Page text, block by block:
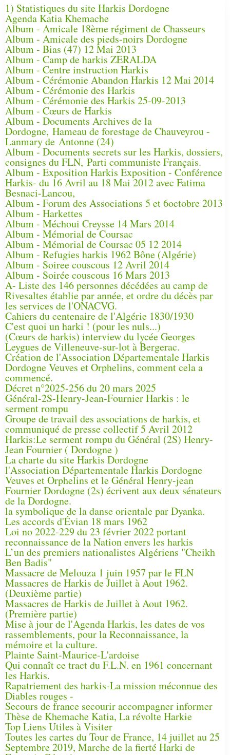
1) Statistiques du site Harkis Dordogne
Agenda Katia Khemache
Album - Amicale 18ème régiment de Chasseurs
Album - Amicale des pieds-noirs Dordogne
Album - Bias (47) 12 Mai 2013
Album - Camp de harkis ZERALDA
Album - Centre instruction Harkis
Album - Cérémonie Abandon Harkis 12 Mai 2014
Album - Cérémonie des Harkis
Album - Cérémonie des Harkis 25-09-2013
Album - Cœurs de Harkis
Album - Documents Archives de la
Dordogne, Hameau de forestage de Chauveyrou -
Lanmary de Antonne (24)
Album - Documents secrets sur les Harkis, dossiers,
consignes du FLN, Parti communiste Français.
Album - Exposition Harkis Exposition - Conférence
Harkis- du 16 Avril au 18 Mai 2012 avec Fatima
Besnaci-Lancou,
Album - Forum des Associations 5 et 6octobre 2013
Album - Harkettes
Album - Méchoui Creysse 14 Mars 2014
Album - Mémorial de Coursac
Album - Mémorial de Coursac 05 12 2014
Album - Refugies harkis 1962 Bône (Algérie)
Album - Soiree couscous 12 Avril 2014
Album - Soirée couscous 16 Mars 2013
A- Liste des 146 personnes décédées au camp de
Rivesaltes établie par année, et ordre du décès par
les services de l'ONACVG.
Cahiers du centenaire de l'Algérie 1830/1930
C'est quoi un harki ! (pour les nuls...)
(Cœurs de harkis) interview du lycée Georges
Leygues de Villeneuve-sur-lot à Bergerac.
Création de l'Association Départementale Harkis
Dordogne Veuves et Orphelins, comment cela a
commencé.
Décret n°2025-256 du 20 mars 2025
Général-2S-Henry-Jean-Fournier Harkis : le
serment rompu
Groupe de travail des associations de harkis, et
communiqué de presse collectif 5 Avril 2012
Harkis:Le serment rompu du Général (2S) Henry-
Jean Fournier ( Dordogne )
La charte du site Harkis Dordogne
l'Association Départementale Harkis Dordogne
Veuves et Orphelins et le Général Henry-jean
Fournier Dordogne (2s) écrivent aux deux sénateurs
de la Dordogne.
la symbolique de la danse orientale par Dyanka.
Les accords d'Évian 18 mars 1962
Loi no 2022-229 du 23 février 2022 portant
reconnaissance de la Nation envers les harkis
L’un des premiers nationalistes Algériens "Cheikh
Ben Badis"
Massacre de Melouza 1 juin 1957 par le FLN
Massacres de Harkis de Juillet à Aout 1962.
(Deuxième partie)
Massacres de Harkis de Juillet à Aout 1962.
(Première partie)
Mise à jour de l'Agenda Harkis, les dates de vos
rassemblements, pour la Reconnaissance, la
mémoire et la culture.
Plainte Saint-Maurice-L'ardoise
Qui connaît ce tract du F.L.N. en 1961 concernant
les Harkis.
Rapatriement des harkis-La mission méconnue des
Diables rouges -
Secours de france secourir accompagner informer
Thèse de Khemache Katia, La révolte Harkie
Top Liens Utiles à Visiter
Toutes les cartes du Tour de France, 14 juillet au 25
Septembre 2019, Marche de la fierté Harki de